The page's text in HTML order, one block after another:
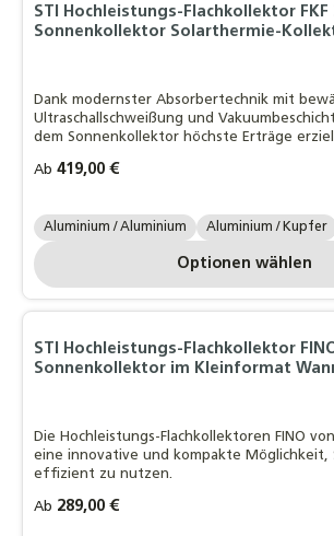
STI Hochleistungs-Flachkollektor FKF
Sonnenkollektor Solarthermie-
Dank modernster Absorbertechnik mit
Ultraschallschweißung und
dem Sonnenkollektor höchste Erträge
Regulärer Preis:
Ab 419,00 €
STI Absorbertyp:
Aluminium / Aluminium Aluminium / Kupfer
Optionen wählen
STI Hochleistungs-Flachkollektor
Sonnenkollektor im Kleinformat
Die Hochleistungs-Flachkollektoren FINO
eine innovative und kompakte Möglichkeit,
effizient zu nutzen.
Regulärer Preis:
Ab 289,00 €